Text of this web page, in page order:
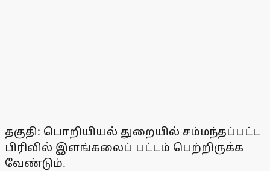
தகுதி: பொறியியல் துறையில் சம்மந்தப்பட்ட
பிரிவில் இளங்கலைப் பட்டம் பெற்றிருக்க
வேண்டும்.